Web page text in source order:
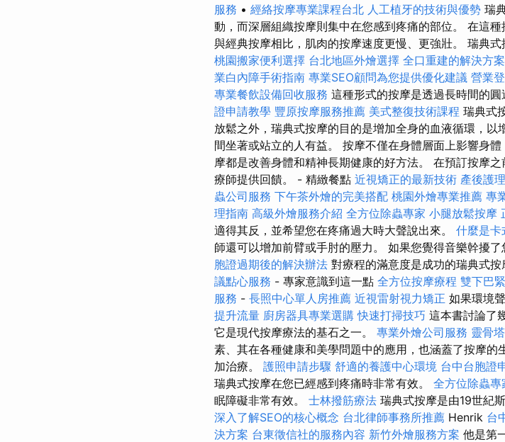
服務 • 經絡按摩專業課程台北 人工植牙的技術與優勢 瑞
動，而深層組織按摩則集中在您感到疼痛的部位。 在這
與經典按摩相比，肌肉的按摩速度更慢、更強壯。 瑞典
桃園搬家便利選擇 台北地區外燴選擇 全口重建的解決方案
業白內障手術指南 專業SEO顧問為您提供優化建議 營業
專業餐飲設備回收服務 這種形式的按摩是透過長時間的圓
證申請教學 豐原按摩服務推薦 美式整復技術課程 瑞典式
放鬆之外，瑞典式按摩的目的是增加全身的血液循環，
間坐著或站立的人有益。 按摩不僅在身體層面上影響身
摩都是改善身體和精神長期健康的好方法。 在預訂按摩
療師提供回饋。 - 精緻餐點 近視矯正的最新技術 產後護
蟲公司服務 下午茶外燴的完美搭配 桃園外燴專業推薦 專
理指南 高級外燴服務介紹 全方位除蟲專家 小腿放鬆按摩
適得其反，並希望您在疼痛過大時大聲說出來。 什麼是卡
師還可以增加前臂或手肘的壓力。 如果您覺得音樂幹擾
胞證過期後的解決辦法 對療程的滿意度是成功的瑞典式
議點心服務 - 專家意識到這一點 全方位按摩療程 雙下巴
服務 - 長照中心單人房推薦 近視雷射視力矯正 如果環境
提升流量 廚房器具專業選購 快速打掃技巧 這本書討論了
它是現代按摩療法的基石之一。 專業外燴公司服務 靈骨
素、其在各種健康和美學問題中的應用，也涵蓋了按摩
加治療。 護照申請步驟 舒適的養護中心環境 台中台胞證
瑞典式按摩在您已經感到疼痛時非常有效。 全方位除蟲專
眠障礙非常有效。 士林撥筋療法 瑞典式按摩是由19世紀
深入了解SEO的核心概念 台北律師事務所推薦 Henrik 台
決方案 台東徵信社的服務內容 新竹外燴服務方案 他是第